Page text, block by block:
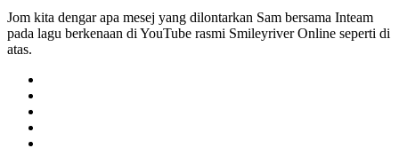
Jom kita dengar apa mesej yang dilontarkan Sam bersama Inteam
pada lagu berkenaan di YouTube rasmi Smileyriver Online seperti di
atas.